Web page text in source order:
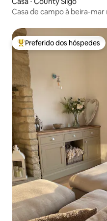
Casa de campo à beira-
Entre os melhores
Preferido dos hóspedes